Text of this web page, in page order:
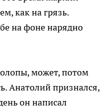
как на грязь.
на фоне нарядно
может, потом
Анатолий признался,
он написал